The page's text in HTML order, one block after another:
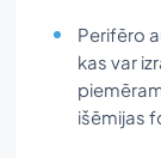
Perifēro
kas var
išēmijas